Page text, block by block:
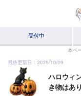
受付中
本ペ
最終更新日：2025/10/09
ハロウィ
き物はあ